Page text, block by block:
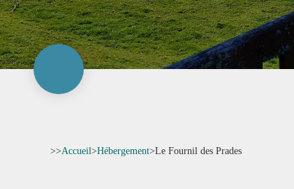
>>Accueil>Hébergement>Le Fournil des Prades